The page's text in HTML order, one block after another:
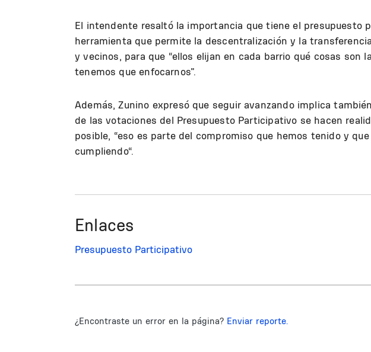
El intendente resaltó la importancia que tiene el presupuesto
herramienta que permite la descentralización y la
y vecinos, para que “ellos elijan en cada barrio qué cosas son
tenemos que enfocarnos”.
Además, Zunino expresó que seguir avanzando implica
de las votaciones del Presupuesto Participativo se hacen
posible, “eso es parte del compromiso que hemos tenido y
cumpliendo“.
Enlaces
Presupuesto Participativo
¿Encontraste un error en la página? Enviar reporte.